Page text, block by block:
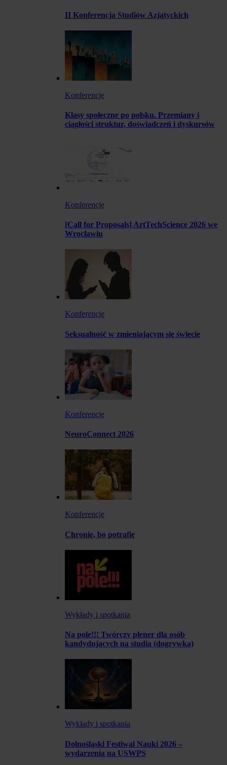
II Konferencja Studiów Azjatyckich
Konferencje
Klasy społeczne po polsku. Przemiany i
ciągłości struktur, doświadczeń i dyskursów
Konferencje
[Call for Proposals] ArtTechScience 2026 we
Wrocławiu
Konferencje
Seksualność w zmieniającym się świecie
Konferencje
NeuroConnect 2026
Konferencje
Chronię, bo potrafię
Wykłady i spotkania
Na pole!!! Twórczy plener dla osób
kandydujących na studia (dogrywka)
Wykłady i spotkania
Dolnośląski Festiwal Nauki 2026 –
wydarzenia na USWPS